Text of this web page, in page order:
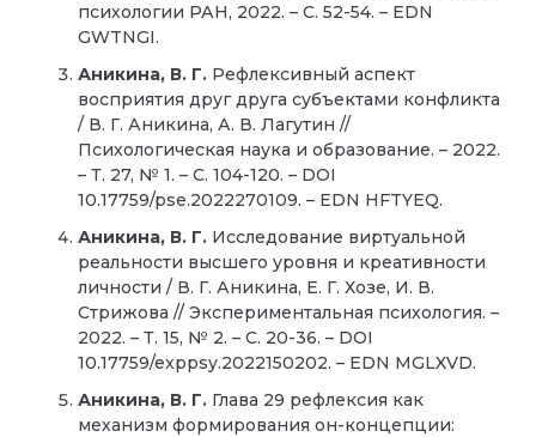
психологии РАН, 2022. – С. 52-54. – EDN
GWTNGI.
Аникина, В. Г. Рефлексивный аспект
восприятия друг друга субъектами конфликта
/ В. Г. Аникина, А. В. Лагутин //
Психологическая наука и образование. – 2022.
– Т. 27, № 1. – С. 104-120. – DOI
10.17759/pse.2022270109. – EDN HFTYEQ.
Аникина, В. Г. Исследование виртуальной
реальности высшего уровня и креативности
личности / В. Г. Аникина, Е. Г. Хозе, И. В.
Стрижова // Экспериментальная психология. –
2022. – Т. 15, № 2. – С. 20-36. – DOI
10.17759/exppsy.2022150202. – EDN MGLXVD.
Аникина, В. Г. Глава 29 рефлексия как
механизм формирования он-концепции: